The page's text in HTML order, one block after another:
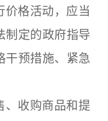
格活动，应当
制定的政府指导
干预措施、紧急
收购商品和提